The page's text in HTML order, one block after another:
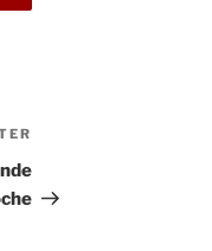
Beitrag